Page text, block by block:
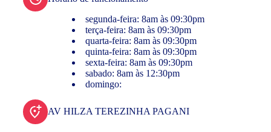
segunda-feira: 8am às 09:30pm
terça-feira: 8am às 09:30pm
quarta-feira: 8am às 09:30pm
quinta-feira: 8am às 09:30pm
sexta-feira: 8am às 09:30pm
sabado: 8am às 12:30pm
domingo:
AV HILZA TEREZINHA PAGANI